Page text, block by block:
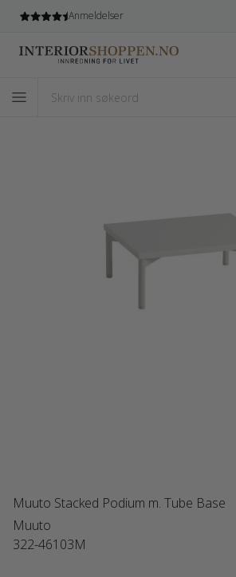
Anmeldelser
Muuto Stacked Podium m. Tube Base
Muuto
322-46103M